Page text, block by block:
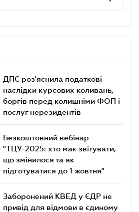
ДПС роз'яснила податкові
наслідки курсових коливань,
боргів перед колишніми ФОП і
послуг нерезидентів
Безкоштовний вебінар
"ТЦУ-2025: хто має звітувати,
що змінилося та як
підготуватися до 1 жовтня"
Заборонений КВЕД у ЄДР не
привід для відмови в єдиному